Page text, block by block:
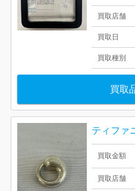
買取店舗
買取日
買取種別
買取
ティファ
買取金額
買取店舗